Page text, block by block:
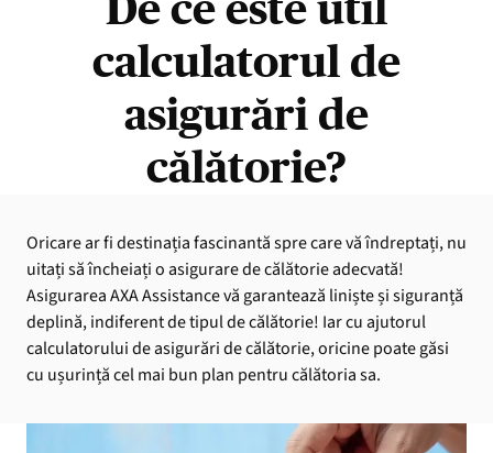
calculatorul de
asigurări de
călătorie?
Oricare ar fi destinația fascinantă spre care vă îndreptați, nu
uitați să încheiați o asigurare de călătorie adecvată!
Asigurarea AXA Assistance vă garantează liniște și siguranță
deplină, indiferent de tipul de călătorie! Iar cu ajutorul
calculatorului de asigurări de călătorie, oricine poate găsi
cu ușurință cel mai bun plan pentru călătoria sa.